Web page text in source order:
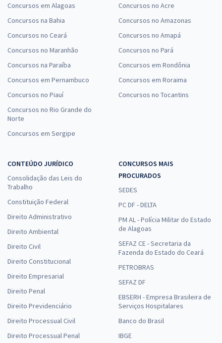
Concursos em Alagoas
Concursos na Bahia
Concursos no Ceará
Concursos no Maranhão
Concursos na Paraíba
Concursos em Pernambuco
Concursos no Piauí
Concursos no Rio Grande do
Norte
Concursos em Sergipe
Concursos no Acre
Concursos no Amazonas
Concursos no Amapá
Concursos no Pará
Concursos em Rondônia
Concursos em Roraima
Concursos no Tocantins
CONTEÚDO JURÍDICO
Consolidação das Leis do
Trabalho
Constituição Federal
Direito Administrativo
Direito Ambiental
Direito Civil
Direito Constitucional
Direito Empresarial
Direito Penal
Direito Previdenciário
Direito Processual Civil
Direito Processual Penal
CONCURSOS MAIS
PROCURADOS
SEDES
PC DF - DELTA
PM AL - Polícia Militar do Estado
de Alagoas
SEFAZ CE - Secretaria da
Fazenda do Estado do Ceará
PETROBRAS
SEFAZ DF
EBSERH - Empresa Brasileira de
Serviços Hospitalares
Banco do Brasil
IBGE